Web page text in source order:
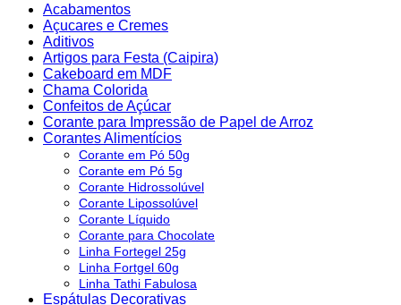
Acabamentos
Açucares e Cremes
Aditivos
Artigos para Festa (Caipira)
Cakeboard em MDF
Chama Colorida
Confeitos de Açúcar
Corante para Impressão de Papel de Arroz
Corantes Alimentícios
Corante em Pó 50g
Corante em Pó 5g
Corante Hidrossolúvel
Corante Lipossolúvel
Corante Líquido
Corante para Chocolate
Linha Fortegel 25g
Linha Fortgel 60g
Linha Tathi Fabulosa
Espátulas Decorativas